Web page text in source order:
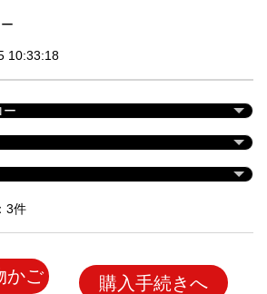
10:33:18
3件
かご 購入手続きへ